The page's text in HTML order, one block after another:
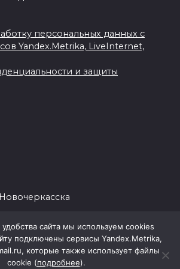
персональных данных с
Yandex.Metrika, LiveInternet,
и защиты
сайта мы используем cookies
подключены сервисы Yandex.Metrika,
которые также использует файлы
cookie (подробнее).